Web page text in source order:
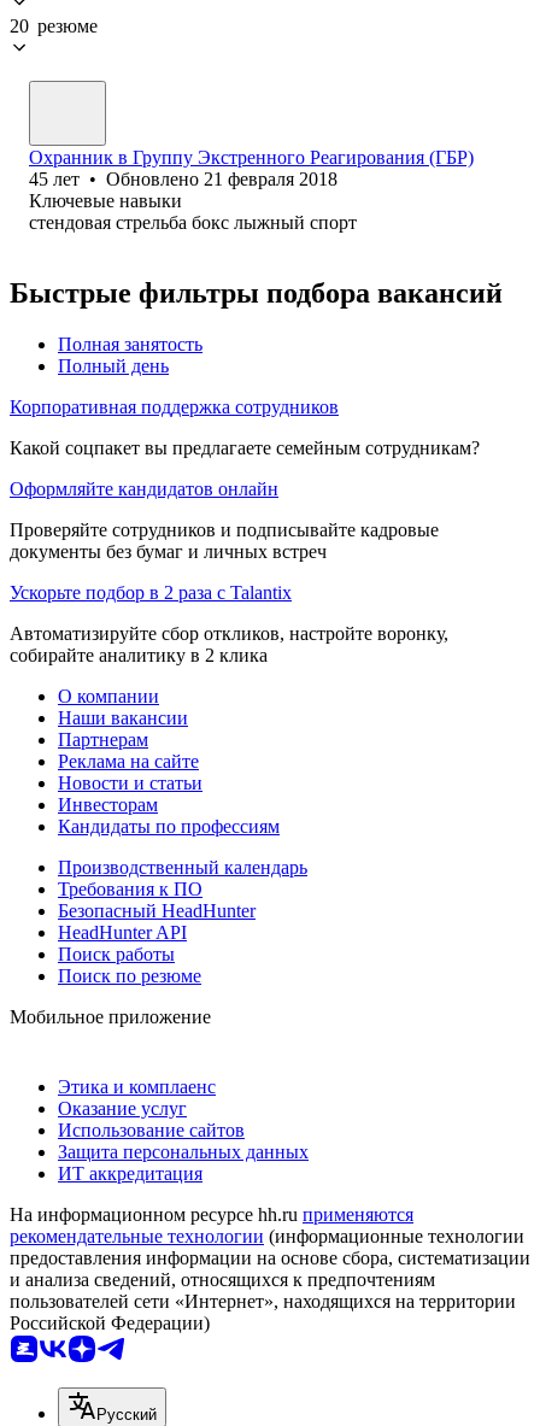
20 резюме
Охранник в Группу Экстренного Реагирования (ГБР)
45 лет • Обновлено 21 февраля 2018
Ключевые навыки
стендовая стрельба бокс лыжный спорт
Быстрые фильтры подбора вакансий
Полная занятость
Полный день
Корпоративная поддержка сотрудников
Какой соцпакет вы предлагаете семейным сотрудникам?
Оформляйте кандидатов онлайн
Проверяйте сотрудников и подписывайте кадровые
документы без бумаг и личных встреч
Ускорьте подбор в 2 раза с Talantix
Автоматизируйте сбор откликов, настройте воронку,
собирайте аналитику в 2 клика
О компании
Наши вакансии
Партнерам
Реклама на сайте
Новости и статьи
Инвесторам
Кандидаты по профессиям
Производственный календарь
Требования к ПО
Безопасный HeadHunter
HeadHunter API
Поиск работы
Поиск по резюме
Мобильное приложение
Этика и комплаенс
Оказание услуг
Использование сайтов
Защита персональных данных
ИТ аккредитация
На информационном ресурсе hh.ru применяются
рекомендательные технологии (информационные технологии
предоставления информации на основе сбора, систематизации
и анализа сведений, относящихся к предпочтениям
пользователей сети «Интернет», находящихся на территории
Российской Федерации)
Русский